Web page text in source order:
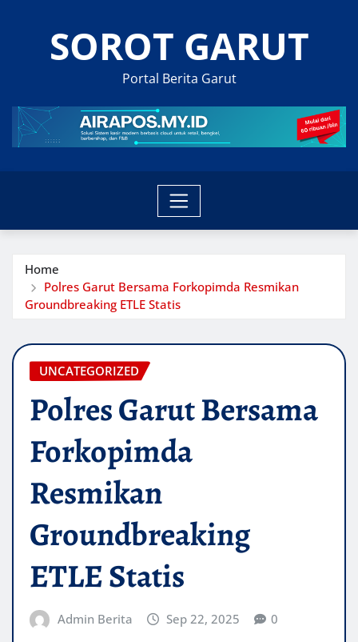
SOROT GARUT
Portal Berita Garut
Home
Polres Garut Bersama Forkopimda Resmikan
Groundbreaking ETLE Statis
UNCATEGORIZED
Polres Garut Bersama
Forkopimda
Resmikan
Groundbreaking
ETLE Statis
Admin Berita Sep 22, 2025 0